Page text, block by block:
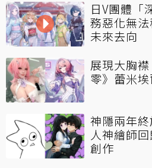
日V團體「
務惡化無
未來去向
展現大胸
零》蕾米
神隱兩年
人神繪師
創作